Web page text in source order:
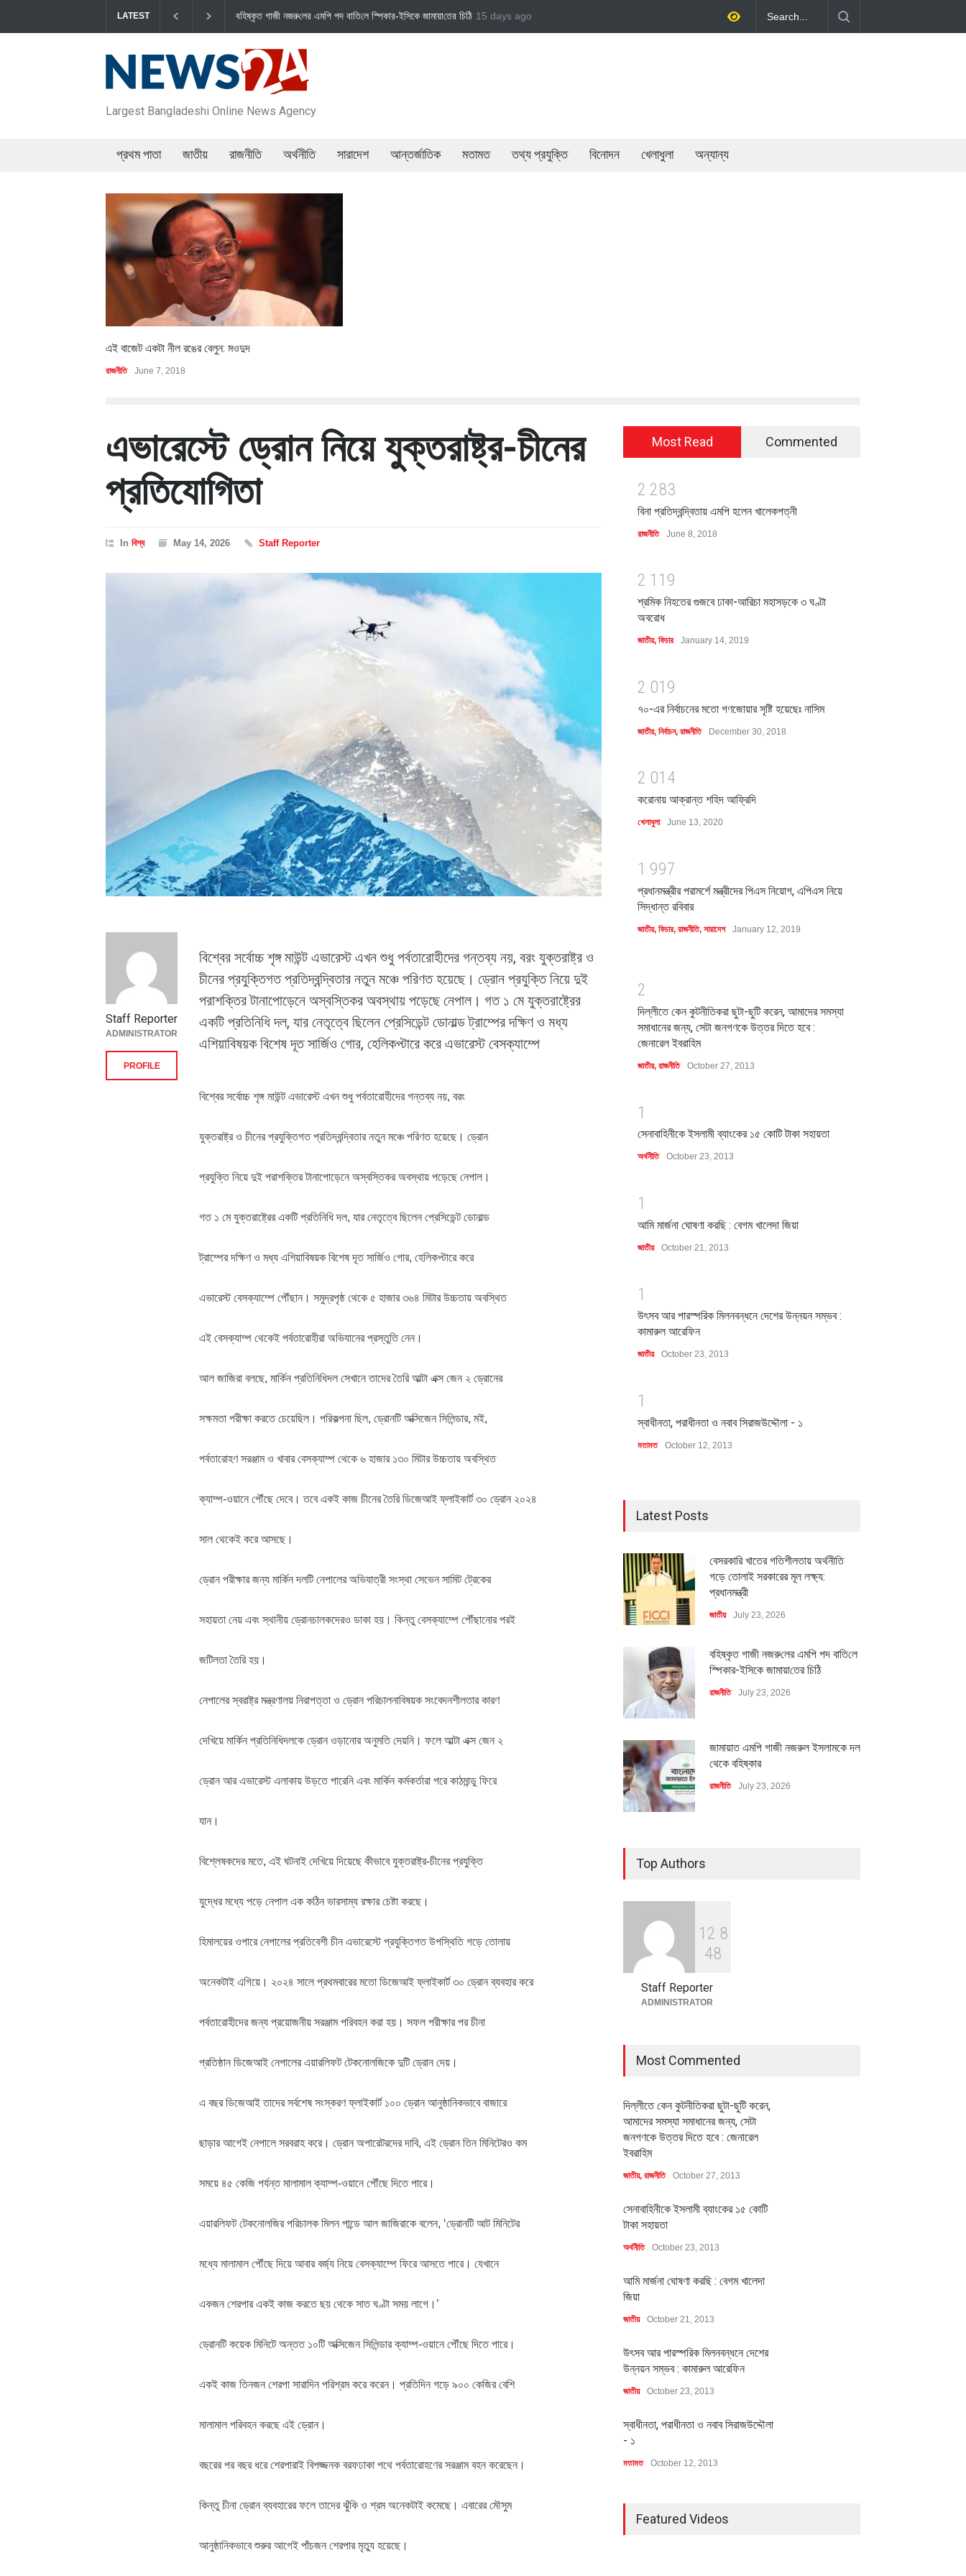
LATEST
বহিষ্কৃত গাজী নজরু‌লের এম‌পি পদ বা‌তি‌লে স্পিকার-ইসিকে জামায়া‌তের চি‌ঠি জামায়াত এমপি গাজী নজরুল ইসলামকে দল থেকে বহিষ্কার বেসরকারি খাতের গতিশীলতায় অর্থনীতি গড়ে তোলাই সরকারের মূল লক্ষ্য: প্রধানমন্ত্রী
15 days ago
Largest Bangladeshi Online News Agency
প্রথম পাতা জাতীয় রাজনীতি অর্থনীতি সারাদেশ আন্তর্জাতিক মতামত তথ্য প্রযুক্তি বিনোদন খেলাধুলা অন্যান্য
এই বাজেট একটা নীল রঙের বেলুন: মওদুদ
রাজনীতি June 7, 2018
এভারেস্টে ড্রোন নিয়ে যুক্তরাষ্ট্র-চীনের
প্রতিযোগিতা
In বিশ্ব May 14, 2026 Staff Reporter
বিশ্বের সর্বোচ্চ শৃঙ্গ মাউন্ট এভারেস্ট এখন শুধু পর্বতারোহীদের গন্তব্য নয়, বরং যুক্তরাষ্ট্র ও
চীনের প্রযুক্তিগত প্রতিদ্বন্দ্বিতার নতুন মঞ্চে পরিণত হয়েছে। ড্রোন প্রযুক্তি নিয়ে দুই
পরাশক্তির টানাপোড়েনে অস্বস্তিকর অবস্থায় পড়েছে নেপাল। গত ১ মে যুক্তরাষ্ট্রের
একটি প্রতিনিধি দল, যার নেতৃত্বে ছিলেন প্রেসিডেন্ট ডোনাল্ড ট্রাম্পের দক্ষিণ ও মধ্য
এশিয়াবিষয়ক বিশেষ দূত সার্জিও গোর, হেলিকপ্টারে করে এভারেস্ট বেসক্যাম্পে
বিশ্বের সর্বোচ্চ শৃঙ্গ মাউন্ট এভারেস্ট এখন শুধু পর্বতারোহীদের গন্তব্য নয়, বরং
যুক্তরাষ্ট্র ও চীনের প্রযুক্তিগত প্রতিদ্বন্দ্বিতার নতুন মঞ্চে পরিণত হয়েছে। ড্রোন
প্রযুক্তি নিয়ে দুই পরাশক্তির টানাপোড়েনে অস্বস্তিকর অবস্থায় পড়েছে নেপাল।
গত ১ মে যুক্তরাষ্ট্রের একটি প্রতিনিধি দল, যার নেতৃত্বে ছিলেন প্রেসিডেন্ট ডোনাল্ড
ট্রাম্পের দক্ষিণ ও মধ্য এশিয়াবিষয়ক বিশেষ দূত সার্জিও গোর, হেলিকপ্টারে করে
এভারেস্ট বেসক্যাম্পে পৌঁছান। সমুদ্রপৃষ্ঠ থেকে ৫ হাজার ৩৬৪ মিটার উচ্চতায় অবস্থিত
এই বেসক্যাম্প থেকেই পর্বতারোহীরা অভিযানের প্রস্তুতি নেন।
আল জাজিরা বলছে, মার্কিন প্রতিনিধিদল সেখানে তাদের তৈরি আল্টা এক্স জেন ২ ড্রোনের
সক্ষমতা পরীক্ষা করতে চেয়েছিল। পরিকল্পনা ছিল, ড্রোনটি অক্সিজেন সিলিন্ডার, মই,
পর্বতারোহণ সরঞ্জাম ও খাবার বেসক্যাম্প থেকে ৬ হাজার ১৩০ মিটার উচ্চতায় অবস্থিত
ক্যাম্প-ওয়ানে পৌঁছে দেবে। তবে একই কাজ চীনের তৈরি ডিজেআই ফ্লাইকার্ট ৩০ ড্রোন ২০২৪
সাল থেকেই করে আসছে।
ড্রোন পরীক্ষার জন্য মার্কিন দলটি নেপালের অভিযাত্রী সংস্থা সেভেন সামিট ট্রেকের
সহায়তা নেয় এবং স্থানীয় ড্রোনচালকদেরও ডাকা হয়। কিন্তু বেসক্যাম্পে পৌঁছানোর পরই
জটিলতা তৈরি হয়।
নেপালের স্বরাষ্ট্র মন্ত্রণালয় নিরাপত্তা ও ড্রোন পরিচালনাবিষয়ক সংবেদনশীলতার কারণ
দেখিয়ে মার্কিন প্রতিনিধিদলকে ড্রোন ওড়ানোর অনুমতি দেয়নি। ফলে আল্টা এক্স জেন ২
ড্রোন আর এভারেস্ট এলাকায় উড়তে পারেনি এবং মার্কিন কর্মকর্তারা পরে কাঠমান্ডু ফিরে
যান।
বিশ্লেষকদের মতে, এই ঘটনাই দেখিয়ে দিয়েছে কীভাবে যুক্তরাষ্ট্র-চীনের প্রযুক্তি
যুদ্ধের মধ্যে পড়ে নেপাল এক কঠিন ভারসাম্য রক্ষার চেষ্টা করছে।
হিমালয়ের ওপারে নেপালের প্রতিবেশী চীন এভারেস্টে প্রযুক্তিগত উপস্থিতি গড়ে তোলায়
অনেকটাই এগিয়ে। ২০২৪ সালে প্রথমবারের মতো ডিজেআই ফ্লাইকার্ট ৩০ ড্রোন ব্যবহার করে
পর্বতারোহীদের জন্য প্রয়োজনীয় সরঞ্জাম পরিবহন করা হয়। সফল পরীক্ষার পর চীনা
প্রতিষ্ঠান ডিজেআই নেপালের এয়ারলিফট টেকনোলজিকে দুটি ড্রোন দেয়।
এ বছর ডিজেআই তাদের সর্বশেষ সংস্করণ ফ্লাইকার্ট ১০০ ড্রোন আনুষ্ঠানিকভাবে বাজারে
ছাড়ার আগেই নেপালে সরবরাহ করে। ড্রোন অপারেটরদের দাবি, এই ড্রোন তিন মিনিটেরও কম
সময়ে ৪৫ কেজি পর্যন্ত মালামাল ক্যাম্প-ওয়ানে পৌঁছে দিতে পারে।
এয়ারলিফট টেকনোলজির পরিচালক মিলন পান্ডে আল জাজিরাকে বলেন, ‘ড্রোনটি আট মিনিটের
মধ্যে মালামাল পৌঁছে দিয়ে আবার বর্জ্য নিয়ে বেসক্যাম্পে ফিরে আসতে পারে। যেখানে
একজন শেরপার একই কাজ করতে ছয় থেকে সাত ঘণ্টা সময় লাগে।’
ড্রোনটি কয়েক মিনিটে অন্তত ১০টি অক্সিজেন সিলিন্ডার ক্যাম্প-ওয়ানে পৌঁছে দিতে পারে।
একই কাজ তিনজন শেরপা সারাদিন পরিশ্রম করে করেন। প্রতিদিন গড়ে ৯০০ কেজির বেশি
মালামাল পরিবহন করছে এই ড্রোন।
বছরের পর বছর ধরে শেরপারাই বিপজ্জনক বরফঢাকা পথে পর্বতারোহণের সরঞ্জাম বহন করেছেন।
কিন্তু চীনা ড্রোন ব্যবহারের ফলে তাদের ঝুঁকি ও শ্রম অনেকটাই কমেছে। এবারের মৌসুম
আনুষ্ঠানিকভাবে শুরুর আগেই পাঁচজন শেরপার মৃত্যু হয়েছে।
Staff Reporter
ADMINISTRATOR
PROFILE
Most Read Commented
2 283
বিনা প্রতিদ্বন্দ্বিতায় এমপি হলেন খালেকপত্নী
রাজনীতি June 8, 2018
2 1 1 9
শ্রমিক নিহতের গুজবে ঢাকা-আরিচা মহাসড়কে ৩ ঘণ্টা
অবরোধ
জাতীয়, ফিচার January 14, 2019
2 01 9
৭০-এর নির্বাচনের মতো গণজোয়ার সৃষ্টি হয়েছেঃ নাসিম
জাতীয়, নির্বাচন, রাজনীতি December 30, 2018
2 01 4
করোনায় আক্রান্ত শহিদ আফ্রিদি
খেলাধুলা June 13, 2020
1 997
প্রধানমন্ত্রীর পরামর্শে মন্ত্রীদের পিএস নিয়োগ, এপিএস নিয়ে
সিদ্ধান্ত রবিবার
জাতীয়, ফিচার, রাজনীতি, সারাদেশ January 12, 2019
2
দিল্লীতে কেন কুটনীতিকরা ছুটা-ছুটি করেন, আমাদের সমস্যা
সমাধানের জন্য, সেটা জনগণকে উত্তর দিতে হবে :
জেনারেল ইবরাহিম
জাতীয়, রাজনীতি October 27, 2013
1
সেনাবাহিনীকে ইসলামী ব্যাংকের ১৫ কোটি টাকা সহায়তা
অর্থনীতি October 23, 2013
1
আমি মার্জনা ঘোষণা করছি : বেগম খালেদা জিয়া
জাতীয় October 21, 2013
1
উৎসব আর পারস্পরিক মিলনবন্ধনে দেশের উন্নয়ন সম্ভব :
কামারুল আরেফিন
জাতীয় October 23, 2013
1
স্বাধীনতা, পরাধীনতা ও নবাব সিরাজউদ্দৌলা - ১
মতামত October 12, 2013
Latest Posts
বেসরকারি খাতের গতিশীলতায় অর্থনীতি
গড়ে তোলাই সরকারের মূল লক্ষ্য:
প্রধানমন্ত্রী
জাতীয় July 23, 2026
বহিষ্কৃত গাজী নজরু‌লের এম‌পি পদ বা‌তি‌লে
স্পিকার-ইসিকে জামায়া‌তের চি‌ঠি
রাজনীতি July 23, 2026
জামায়াত এমপি গাজী নজরুল ইসলামকে দল
থেকে বহিষ্কার
রাজনীতি July 23, 2026
বৈশ্বিক প্রতিযোগিতা সক্ষমতা বাড়াতে
পোশাক শিল্পে নতুন উদ্যোগ
Top Authors
1 2 8
48
Staff Reporter
ADMINISTRATOR
Most Commented
দিল্লীতে কেন কুটনীতিকরা ছুটা-ছুটি করেন,
আমাদের সমস্যা সমাধানের জন্য, সেটা
জনগণকে উত্তর দিতে হবে : জেনারেল
ইবরাহিম
জাতীয়, রাজনীতি October 27, 2013
সেনাবাহিনীকে ইসলামী ব্যাংকের ১৫ কোটি
টাকা সহায়তা
অর্থনীতি October 23, 2013
আমি মার্জনা ঘোষণা করছি : বেগম খালেদা
জিয়া
জাতীয় October 21, 2013
উৎসব আর পারস্পরিক মিলনবন্ধনে দেশের
উন্নয়ন সম্ভব : কামারুল আরেফিন
জাতীয় October 23, 2013
স্বাধীনতা, পরাধীনতা ও নবাব সিরাজউদ্দৌলা
- ১
মতামত October 12, 2013
Featured Videos